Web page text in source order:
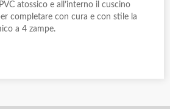
atossico e all’interno il cuscino
completare con cura e con stile la
a 4 zampe.